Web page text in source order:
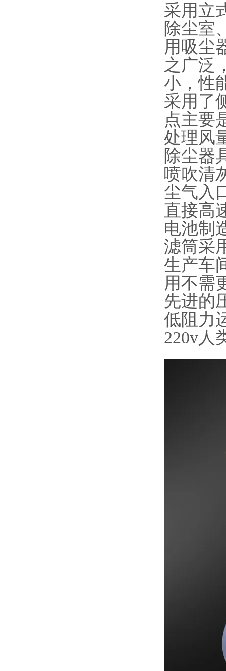
采用立
除尘室
用吸尘
之广泛
小，性
采用了
点主要
处理风
除尘器
喷吹清
尘气入
直接高
电池制
滤筒采
生产车
用不需
先进的
低阻力
220v人